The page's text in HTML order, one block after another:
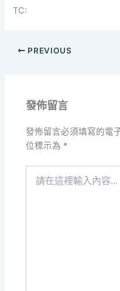
TC:
PREVIOUS
發佈留言
發佈留言必須填寫的電
位標示為 *